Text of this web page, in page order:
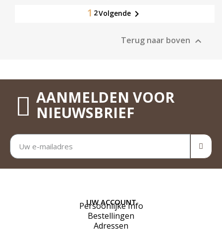
1 2Volgende
Terug naar boven 
AANMELDEN VOOR
NIEUWSBRIEF
UW ACCOUNT
Persoonlijke Info
Bestellingen
Adressen